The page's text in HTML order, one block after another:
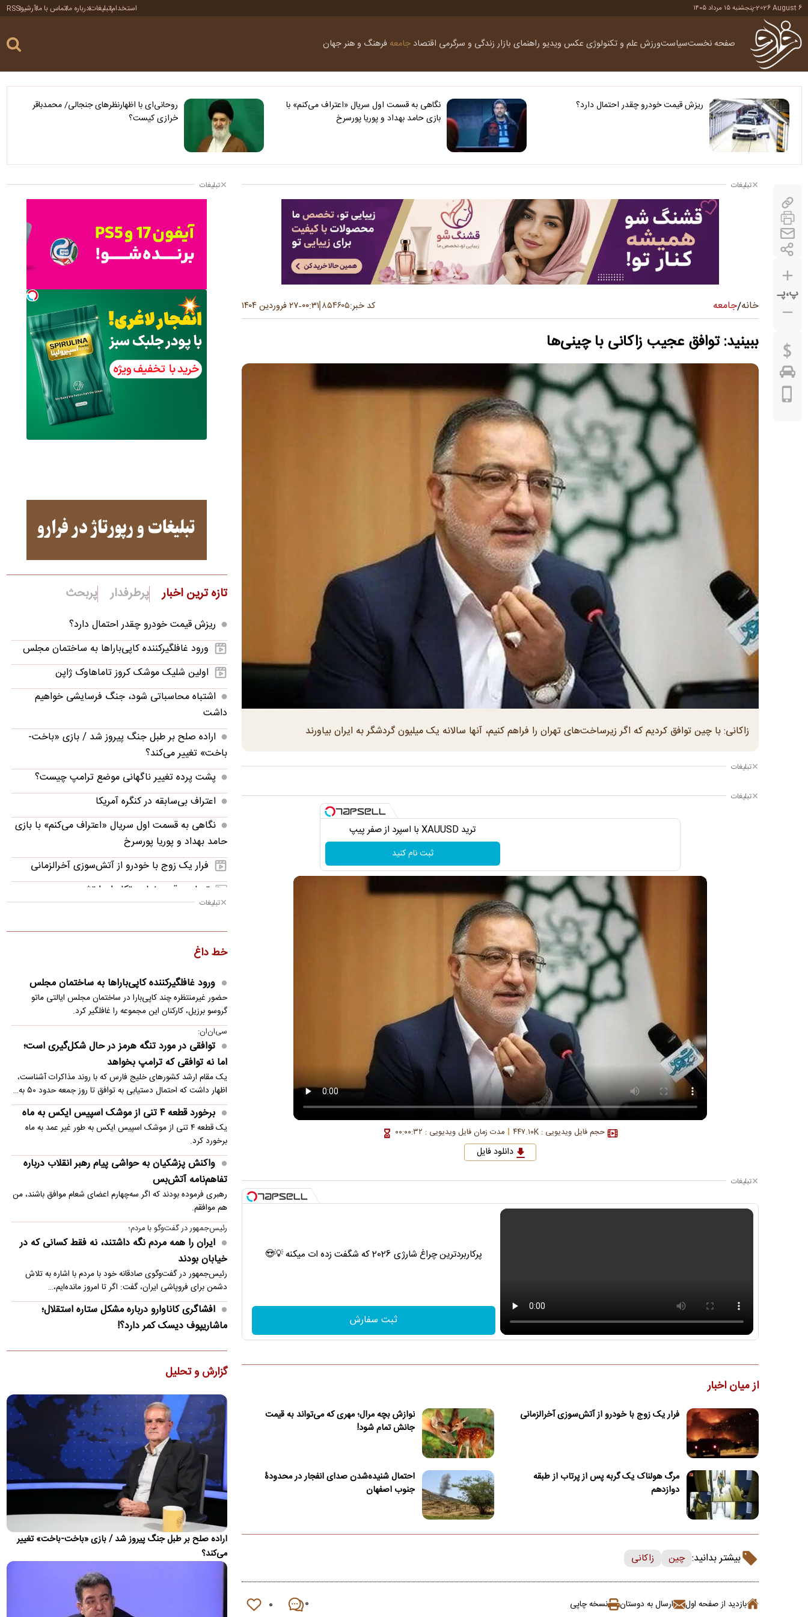
2026 August 6
-پنجشنبه ۱۵ مرداد ۱۴۰۵ استخدامتبلیغاتدرباره ماتماس با ماآرشیوRSS
صفحه نخستسیاستورزش علم و تکنولوژی عکس ویدیو راهنمای بازارزندگی و سرگرمی اقتصاد جامعه فرهنگ و هنرجهان
ریزش قیمت خودرو چقدر احتمال دارد؟
نگاهی به قسمت اول سریال «اعتراف می‌کنم» با
بازی حامد بهداد و پوریا پورسرخ
روحانی‌ای با اظهارنظرهای جنجالی/ محمدباقر
خرازی کیست؟
پ،پـ
تبلیغات
خانه/جامعه کد خبر:۸۵۴۶۰۵ ۰۰:۳۱-۲۷ فروردین ۱۴۰۴
ببینید: توافق عجیب زاکانی با چینی‌ها
زاکانی: با چین توافق کردیم که اگر زیرساخت‌های تهران را فراهم کنیم، آنها سالانه یک میلیون گردشگر به ایران بیاورند
تبلیغات
تبلیغات
ترید XAUUSD با اسپرد از صفر پیپ
ثبت نام کنید
حجم فایل ویدیویی : ۴۴۷.۱۰K مدت زمان فایل ویدیویی : ۰۰:۰۰:۳۲
دانلود فایل
تبلیغات
پرکاربردترین چراغ شارژی 2026 که شگفت زده ات میکنه 💡😍
ثبت سفارش
از میان اخبار
فرار یک زوج با خودرو از آتش‌سوزی آخرالزمانی
نوازش بچه مرال؛ مهری که می‌تواند به قیمت
جانش تمام شود!
مرگ هولناک یک گربه پس از پرتاب از طبقه
دوازدهم
احتمال شنیده‌شدن صدای انفجار در محدودۀ
جنوب اصفهان
بیشتر بدانید: چین زاکانی
بازدید از صفحه اول ارسال به دوستان نسخه چاپی ۰ ۰
تبلیغات
تازه ترین اخبار پرطرفدار پربحث
ریزش قیمت خودرو چقدر احتمال دارد؟
ورود غافلگیرکننده کاپی‌باراها به ساختمان مجلس
اولین شلیک موشک کروز تاماهاوک ژاپن
اشتباه محاسباتی شود، جنگ فرسایشی خواهیم
داشت
اراده صلح بر طبل جنگ پیروز شد / بازی «باخت-
باخت» تغییر می‌کند؟
پشت پرده تغییر ناگهانی موضع ترامپ چیست؟
اعتراف بی‌سابقه در کنگره آمریکا
نگاهی به قسمت اول سریال «اعتراف می‌کنم» با بازی
حامد بهداد و پوریا پورسرخ
فرار یک زوج با خودرو از آتش‌سوزی آخرالزمانی
تصاویر؛ قدرت‌نمایی تکاوران ارتش
تمام شود!
توافق موقت ایران و آمریکا در یک‌قدمی امضا؟/
مرگ هولناک یک گربه پس از پرتاب از طبقه
دوازدهم
فحاشی و حمله فیگو به اینفانتینو
آدان با چمدان شکایت پشت پنجره استقلال
تبلیغات
خط داغ
ورود غافلگیرکننده کاپی‌باراها به ساختمان مجلس
حضور غیرمنتظره چند کاپی‌بارا در ساختمان مجلس ایالتی ماتو
گروسو برزیل، کارکنان این مجموعه را غافلگیر کرد.
سی‌ان‌ان:
توافقی در مورد تنگه هرمز در حال شکل‌گیری است؛
اما نه توافقی که ترامپ بخواهد
یک مقام ارشد کشورهای خلیج فارس که با روند مذاکرات آشناست،
اظهار داشت که احتمال دستیابی به توافق تا روز جمعه حدود ۵۰ به…
برخورد قطعه ۴ تنی از موشک اسپیس ایکس به ماه
یک قطعه ۴ تنی از موشک اسپیس ایکس به طور غیر عمد به ماه
برخورد کرد.
واکنش پزشکیان به حواشی پیام رهبر انقلاب درباره
تفاهم‌نامه آتش‌بس
رهبری فرموده بودند که اگر سه‌چهارم اعضای شعام موافق باشند، من
هم موافقم.
رئیس‌جمهور در گفت‌وگو با مردم؛
ایران را همه مردم نگه داشتند، نه فقط کسانی که در
خیابان بودند
رئیس‌جمهور در گفت‌وگوی صادقانه خود با مردم با اشاره به تلاش
دشمن برای فروپاشی ایران، گفت: اگر تا امروز مانده‌ایم،…
افشاگری کاناوارو درباره مشکل ستاره استقلال؛
ماشاریپوف دیسک کمر دارد؟!
ماشاریپوف به جام جهانی تأکید کرد که برخلاف تصورها،…
کنوانسیون دریای خزر چیست و سهم ایران از آن چه
می‌شود؟
دولت لایحه الحاق ایران به کنوانسیون حقوقی دریای خزر را پس از
هشت سال به مجلس ارسال کرد. جزئیات این کنوانسیون، روند…
ذوق مهران غفوریان از بازیگر شدن دخترش
مهران غفوریان درباره حضور دختر هفت‌ساله‌اش، هانا غفوریان، در
سریال «کلاغ» گفت که پیشنهاد بازی او را مهدی زمین‌پرداز…
ظریف: چین و روسیه شرکای مهم ایران هستند، اما نه
جایگزین همه جهان
دیپلمات پیشین ایران بیان کرد که چین و روسیه شرکای مهم ایران در
آینده خواهند بود، اما این روابط نباید جایگزین تعامل با…
ویدئو؛ جزئیات و لحظه وقوع حادثه امنیتی برای
بالگرد ترامپ
حادثه امنیتی برای بالگرد دونالد ترامپ پس از آن رخ داد که
Marine One در ۴ آگوست از فرودگاه الیپس خارج شد، در حالی
گزارش و تحلیل
اراده صلح بر طبل جنگ پیروز شد / بازی «باخت-باخت» تغییر
می‌کند؟